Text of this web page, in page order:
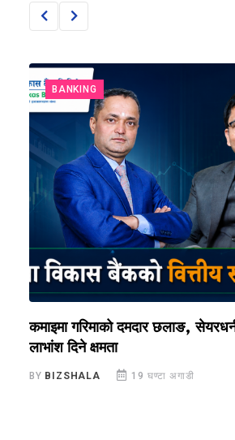
BANKING
कमाइमा गरिमाको दमदार छलाङ,
लाभांश दिने क्षमता
BY BIZSHALA 19 घण्टा अगाडी